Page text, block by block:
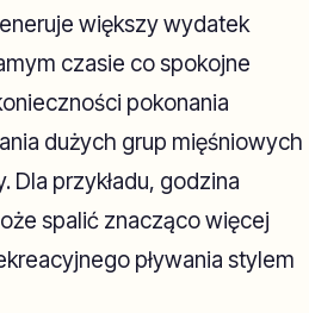
większy wydatek
czasie co spokojne
pokonania
dużych grup mięśniowych
przykładu, godzina
spalić znacząco więcej
pływania stylem